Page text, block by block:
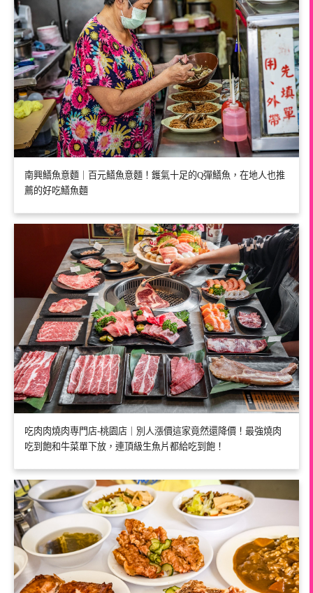
南興鱔魚意麵｜百元鱔魚意麵！鑊氣十足的Q彈鱔魚，在地人也推
薦的好吃鱔魚麵
吃肉肉燒肉専門店-桃園店｜別人漲價這家竟然還降價！最強燒肉
吃到飽和牛菜單下放，連頂級生魚片都給吃到飽！